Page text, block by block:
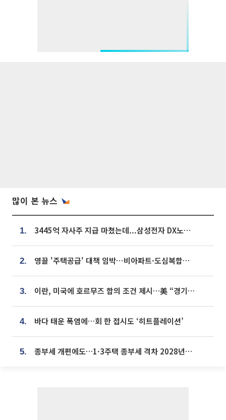
많이 본 뉴스
1. 3445억 자사주 지급 마쳤는데...삼성전자 DX노조, 뒤늦은 '떼쓰기 집회'
2. 영끌 '주택공급' 대책 임박⋯비아파트·도심복합까지 총동원
3. 이란, 미국에 호르무즈 합의 조건 제시…美 “경기 아직 안 끝나” [종합]
4. 바다 태운 폭염에…회 한 접시도 ‘히트플레이션’
5. 종부세 개편에도…1·3주택 종부세 격차 2028년부터 확대